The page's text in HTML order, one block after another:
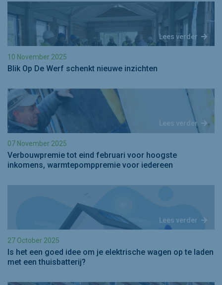
Lees verder
10 November 2025
Blik Op De Werf schenkt nieuwe inzichten
Lees verder
07 November 2025
Verbouwpremie tot eind februari voor hoogste
inkomens, warmtepomppremie voor iedereen
Lees verder
27 October 2025
Is het een goed idee om je elektrische wagen op te laden
met een thuisbatterij?